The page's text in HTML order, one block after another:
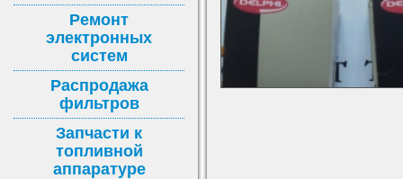
Ремонт
электронных
систем
Распродажа
фильтров
Запчасти к
топливной
аппаратуре